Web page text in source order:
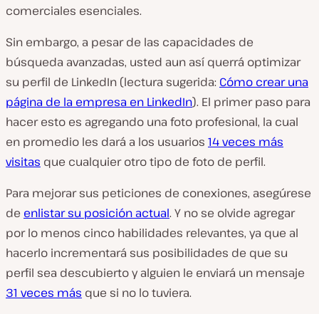
comerciales esenciales.
Sin embargo, a pesar de las capacidades de
búsqueda avanzadas, usted aun así querrá optimizar
su perfil de LinkedIn (lectura sugerida: Cómo crear una
página de la empresa en LinkedIn). El primer paso para
hacer esto es agregando una foto profesional, la cual
en promedio les dará a los usuarios 14 veces más
visitas que cualquier otro tipo de foto de perfil.
Para mejorar sus peticiones de conexiones, asegúrese
de enlistar su posición actual. Y no se olvide agregar
por lo menos cinco habilidades relevantes, ya que al
hacerlo incrementará sus posibilidades de que su
perfil sea descubierto y alguien le enviará un mensaje
31 veces más que si no lo tuviera.